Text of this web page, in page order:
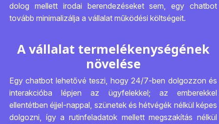
dolog mellett irodai berendezéseket sem, egy chatbot
tovább minimalizálja a vállalat működési költségeit.
A vállalat termelékenységének
növelése
Egy chatbot lehetővé teszi, hogy 24/7-ben dolgozzon és
interakcióba lépjen az ügyfelekkel; az emberekkel
ellentétben éjjel-nappal, szünetek és hétvégék nélkül képes
dolgozni, így a rutinfeladatok mellett megszakítás nélkül